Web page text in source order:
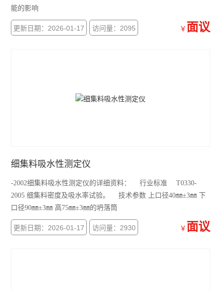
沥青混合料试验
层间粘结直剪试验仪
沥青动力粘度试验器
沥青标准粘度计
沥青蜡含量测定仪
沥青薄膜烘箱
能的影响
更新日期：2026-01-17 访问量：2095 ￥ 面议
细集料吸水性测定仪
-2002细集料吸水性测定仪的详细资料： 行业标准 T0330-
2005 细集料密度及吸水率试验。 技术参数 上口径40㎜±3㎜ 下
口径90㎜±3㎜ 高75㎜±3㎜的坍落筒
更新日期：2026-01-17 访问量：2930 ￥ 面议